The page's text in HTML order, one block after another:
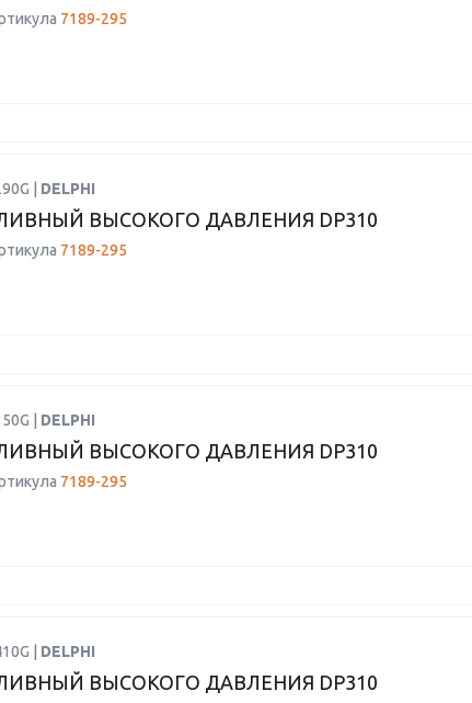
7189-295
| DELPHI
ВЫСОКОГО ДАВЛЕНИЯ DP310
7189-295
| DELPHI
ВЫСОКОГО ДАВЛЕНИЯ DP310
7189-295
| DELPHI
ВЫСОКОГО ДАВЛЕНИЯ DP310